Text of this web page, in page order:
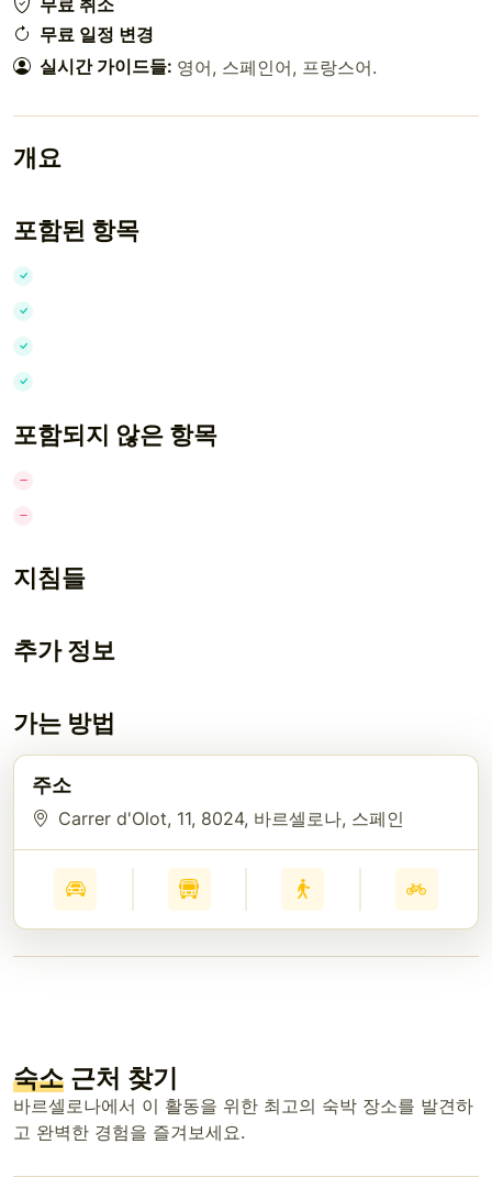
무료 일정 변경
실시간 가이드들: 영어, 스페인어, 프랑스어.
개요
포함된 항목
포함되지 않은 항목
지침들
추가 정보
가는 방법
주소
Carrer d'Olot, 11, 8024, 바르셀로나, 스페인
숙소 근처 찾기
바르셀로나에서 이 활동을 위한 최고의 숙박 장소를 발견하
고 완벽한 경험을 즐겨보세요.